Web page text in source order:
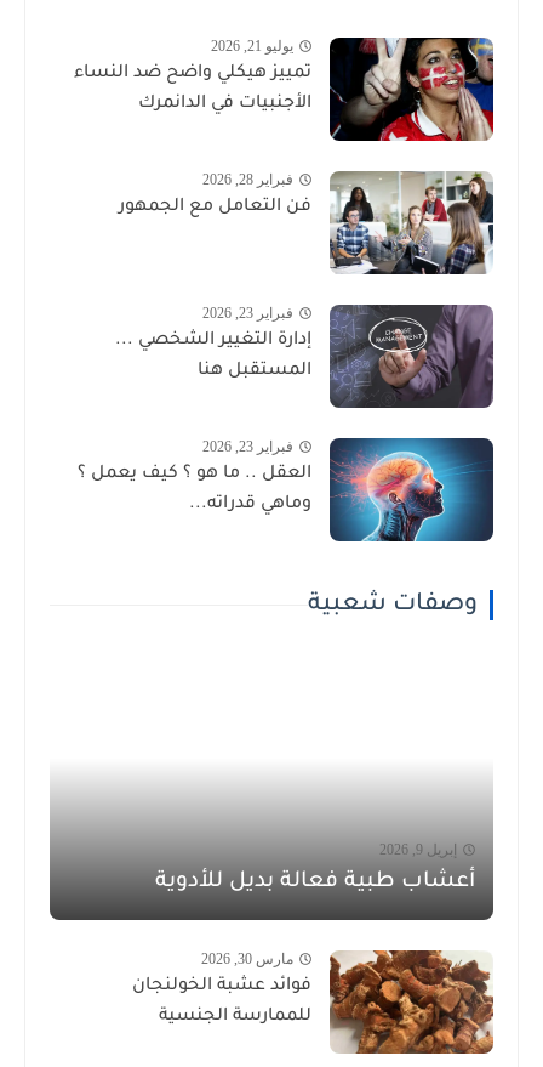
يوليو 21, 2026
تمييز هيكلي واضح ضد النساء
الأجنبيات في الدانمرك
فبراير 28, 2026
فن التعامل مع الجمهور
فبراير 23, 2026
إدارة التغيير الشخصي ...
المستقبل هنا
فبراير 23, 2026
العقل .. ما هو ؟ كيف يعمل ؟
وماهي قدراته...
وصفات شعبية
إبريل 9, 2026
أعشاب طبية فعالة بديل للأدوية
مارس 30, 2026
فوائد عشبة الخولنجان
للممارسة الجنسية